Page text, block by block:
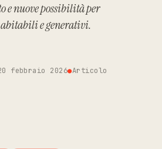
e nuove possibilità per
e generativi.
febbraio 2026●Articolo